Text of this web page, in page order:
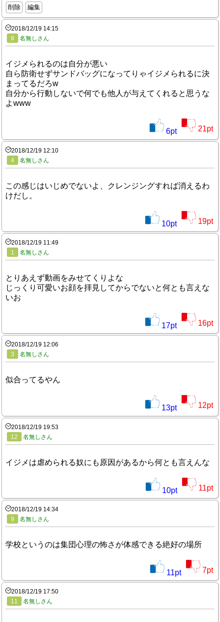
削除 編集
2018/12/19 14:15
8
名無しさん
イジメられるのは自分が悪い
自ら防衛せずサンドバッグになってりゃイジメられるに決
まってるだろw
自分から行動しないで何でも他人が与えてくれると思うな
よwww
6pt 21pt
2018/12/19 12:10
4
名無しさん
この感じはいじめでないよ、クレンジングすれば消えるわ
けだし。
10pt 19pt
2018/12/19 11:49
1
名無しさん
とりあえず動画をみせてくりよな
じっくり可愛いお顔を拝見してからでないと何とも言えな
いお
17pt 16pt
2018/12/19 12:06
3
名無しさん
似合ってるやん
13pt 12pt
2018/12/19 19:53
12
名無しさん
イジメは虐められる奴にも原因があるから何とも言えんな
10pt 11pt
2018/12/19 14:34
9
名無しさん
学校というのは集団心理の怖さが体感できる絶好の場所
11pt 7pt
2018/12/19 17:50
11
名無しさん